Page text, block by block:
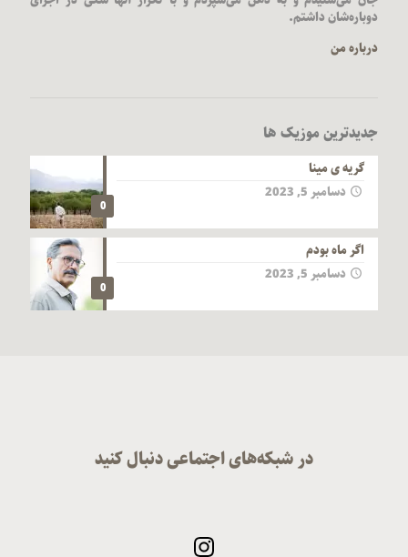
دوباره‌شان داشتم.
درباره من
جدیدترین موزیک ها
0
گریه ی مینا
دسامبر 5, 2023
0
اگر ماه بودم
دسامبر 5, 2023
در شبکه‌های اجتماعی دنبال کنید